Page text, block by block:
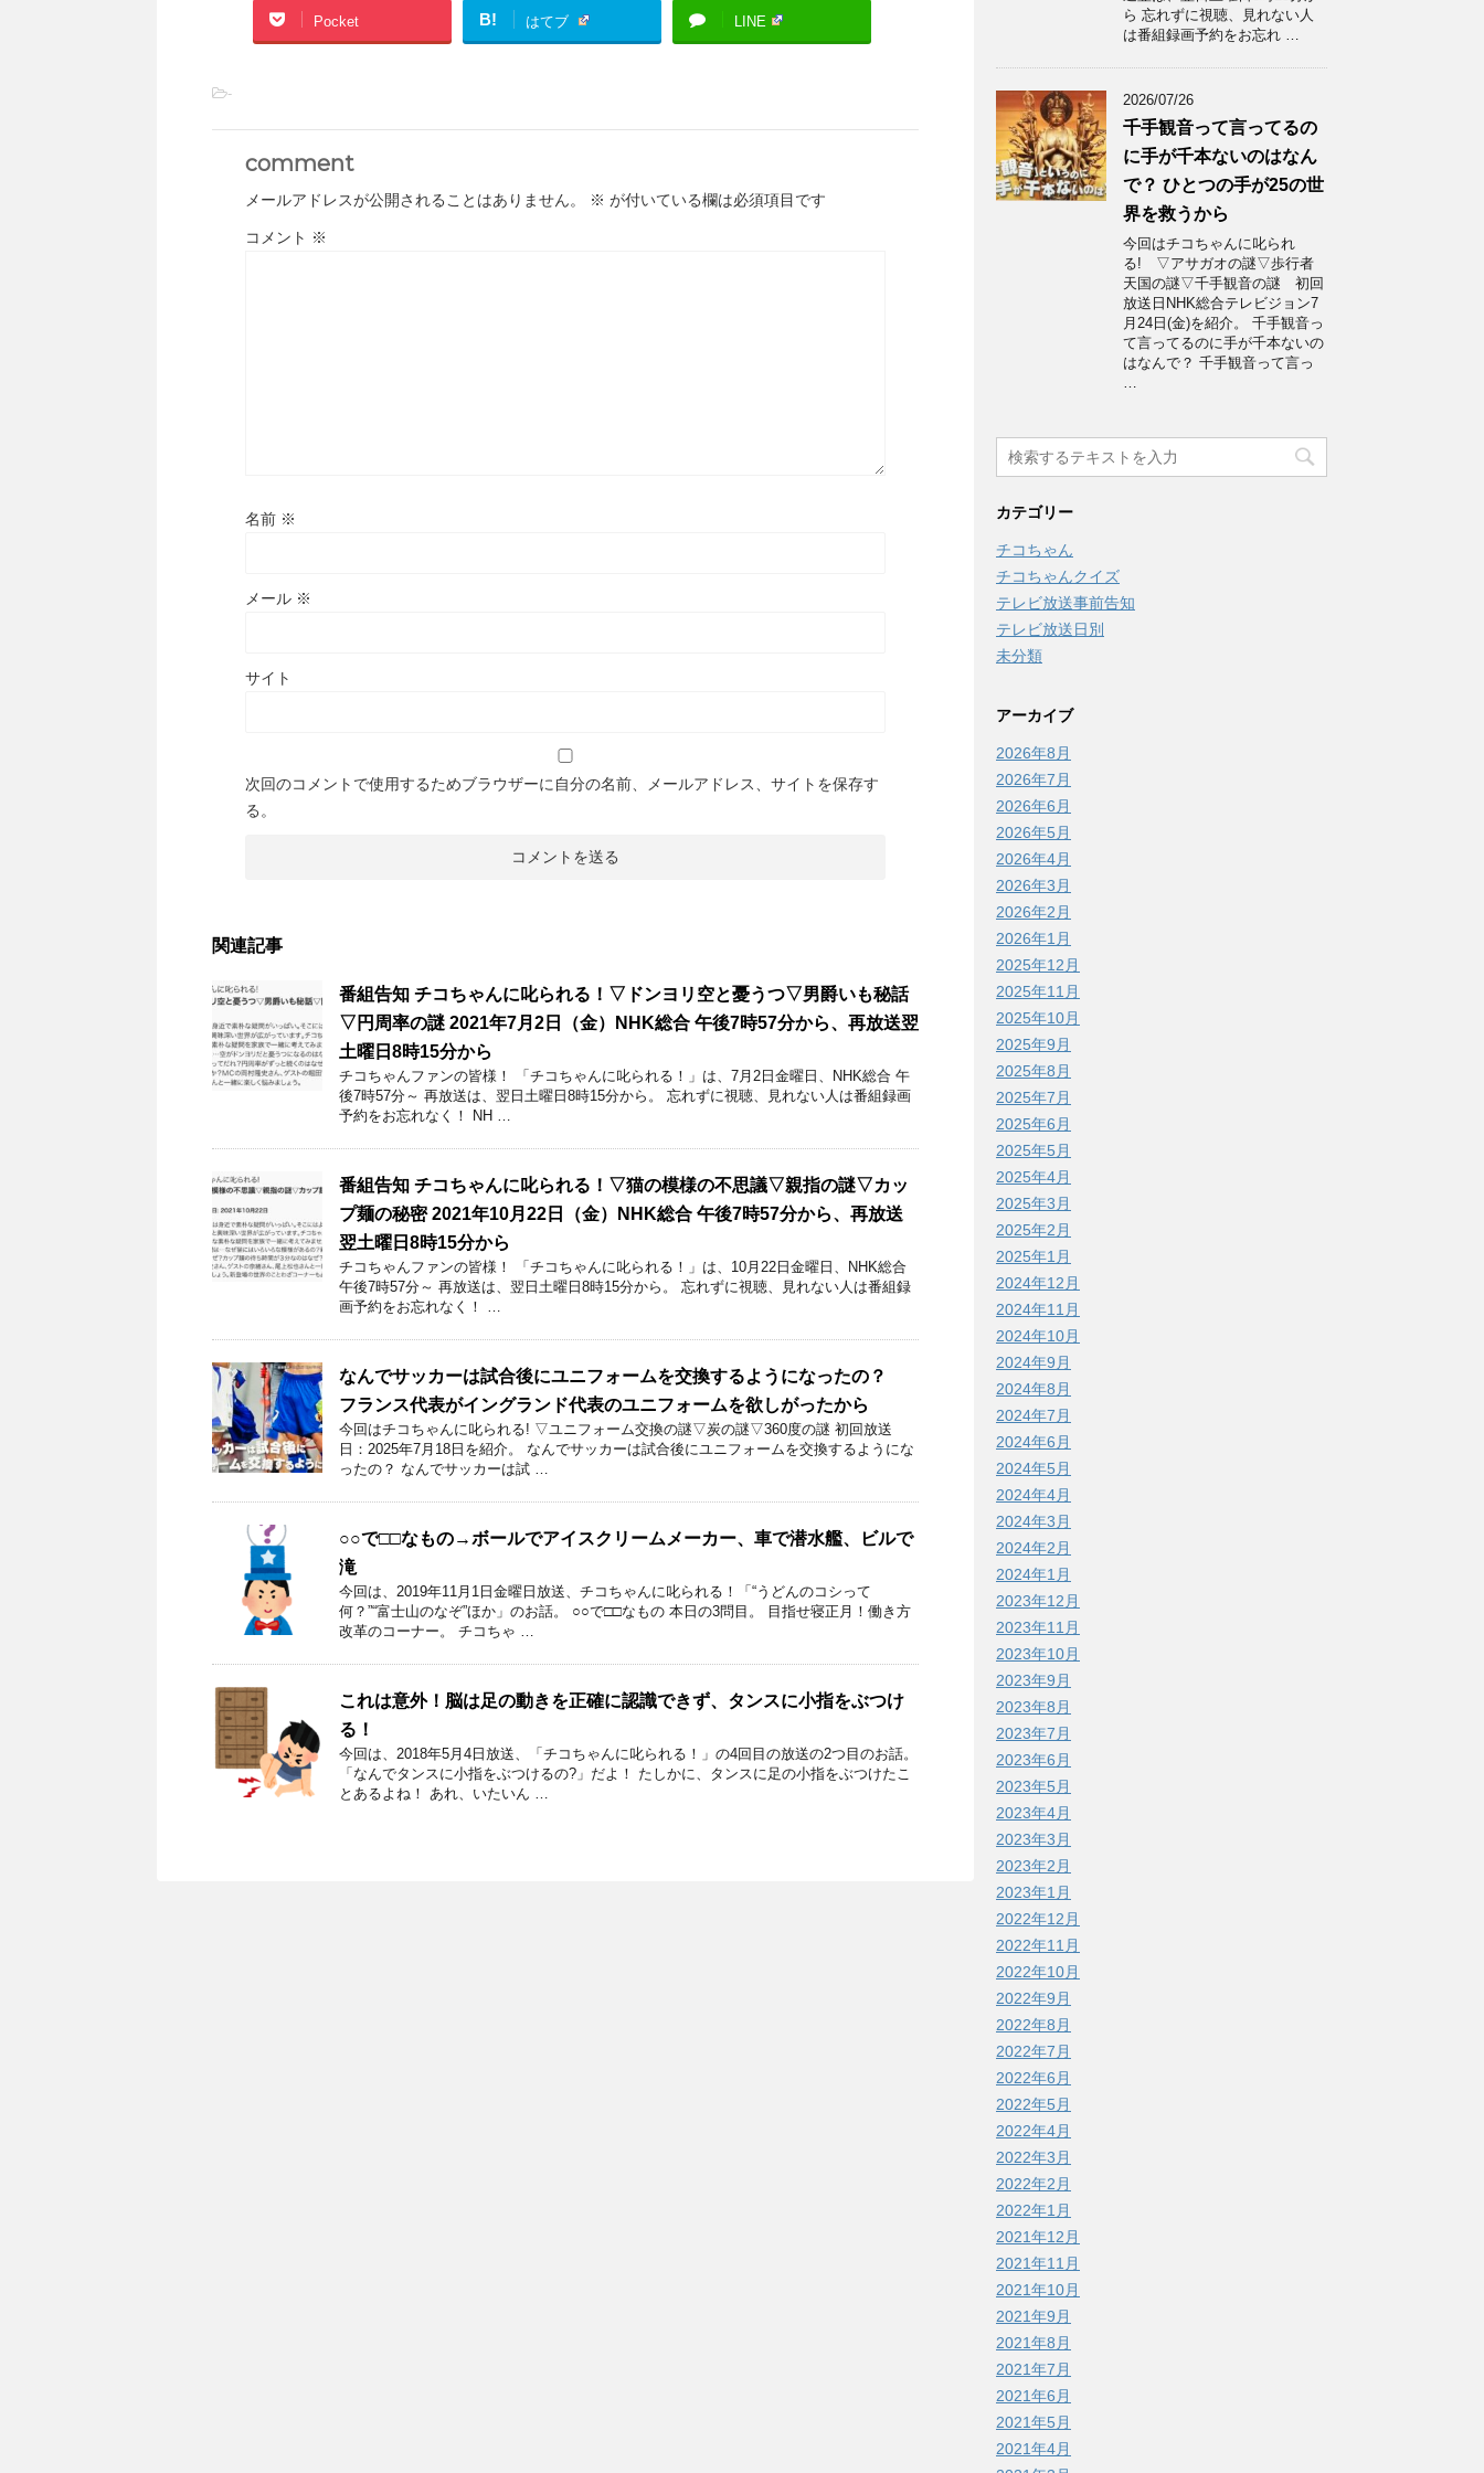
Pocket B! はてブ LINE
-
comment
メールアドレスが公開されることはありません。 ※ が付いている欄は必須項目です
コメント ※
名前 ※
メール ※
サイト
次回のコメントで使用するためブラウザーに自分の名前、メールアドレス、サイトを保存す
る。
関連記事
番組告知 チコちゃんに叱られる！▽ドンヨリ空と憂うつ▽男爵いも秘話
▽円周率の謎 2021年7月2日（金）NHK総合 午後7時57分から、再放送翌
土曜日8時15分から
チコちゃんファンの皆様！ 「チコちゃんに叱られる！」​は、7月2日金曜日、NHK総合 午
後7時57分～ 再放送は、翌日土曜日8時15分から。 忘れずに視聴、見れない人は番組録画
予約をお忘れなく！ NH …
番組告知 チコちゃんに叱られる！▽猫の模様の不思議▽親指の謎▽カッ
プ麺の秘密 2021年10月22日（金）NHK総合 午後7時57分から、再放送
翌土曜日8時15分から
チコちゃんファンの皆様！ 「チコちゃんに叱られる！」​は、10月22日金曜日、NHK総合
午後7時57分～ 再放送は、翌日土曜日8時15分から。 忘れずに視聴、見れない人は番組録
画予約をお忘れなく！ …
なんでサッカーは試合後にユニフォームを交換するようになったの？
フランス代表がイングランド代表のユニフォームを欲しがったから
今回はチコちゃんに叱られる! ▽ユニフォーム交換の謎▽炭の謎▽360度の謎 初回放送
日：2025年7月18日を紹介。 なんでサッカーは試合後にユニフォームを交換するようにな
ったの？ なんでサッカーは試 …
○○で□□なもの→ボールでアイスクリームメーカー、車で潜水艦、ビルで
滝
今回は、2019年11月1日金曜日放送、チコちゃんに叱られる！「“うどんのコシって
何？”“富士山のなぞ”ほか」のお話。 ○○で□□なもの 本日の3問目。 目指せ寝正月！働き方
改革のコーナー。 チコちゃ …
これは意外！脳は足の動きを正確に認識できず、タンスに小指をぶつけ
る！
今回は、2018年5月4日放送、「チコちゃんに叱られる！」の4回目の放送の2つ目のお話。
「なんでタンスに小指をぶつけるの?」だよ！ たしかに、タンスに足の小指をぶつけたこ
とあるよね！ あれ、いたいん …
ら 忘れずに視聴、見れない人
は番組録画予約をお忘れ …
2026/07/26
千手観音って言ってるの
に手が千本ないのはなん
で？ ひとつの手が25の世
界を救うから
今回はチコちゃんに叱られ
る! ▽アサガオの謎▽歩行者
天国の謎▽千手観音の謎 初回
放送日NHK総合テレビジョン7
月24日(金)を紹介。 千手観音っ
て言ってるのに手が千本ないの
はなんで？ 千手観音って言っ
…
カテゴリー
チコちゃん
チコちゃんクイズ
テレビ放送事前告知
テレビ放送日別
未分類
アーカイブ
2026年8月
2026年7月
2026年6月
2026年5月
2026年4月
2026年3月
2026年2月
2026年1月
2025年12月
2025年11月
2025年10月
2025年9月
2025年8月
2025年7月
2025年6月
2025年5月
2025年4月
2025年3月
2025年2月
2025年1月
2024年12月
2024年11月
2024年10月
2024年9月
2024年8月
2024年7月
2024年6月
2024年5月
2024年4月
2024年3月
2024年2月
2024年1月
2023年12月
2023年11月
2023年10月
2023年9月
2023年8月
2023年7月
2023年6月
2023年5月
2023年4月
2023年3月
2023年2月
2023年1月
2022年12月
2022年11月
2022年10月
2022年9月
2022年8月
2022年7月
2022年6月
2022年5月
2022年4月
2022年3月
2022年2月
2022年1月
2021年12月
2021年11月
2021年10月
2021年9月
2021年8月
2021年7月
2021年6月
2021年5月
2021年4月